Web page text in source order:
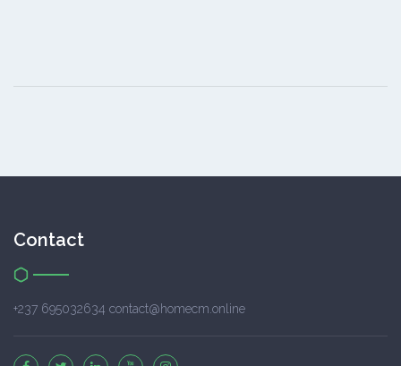
Contact
+237 695032634 contact@homecm.online